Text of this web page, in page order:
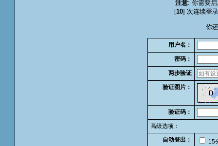
注意: 你需要
[10] 次连续登
你
用户名：
密码：
两步验证
验证图片：
验证码：
高级选项：
自动登出：
15